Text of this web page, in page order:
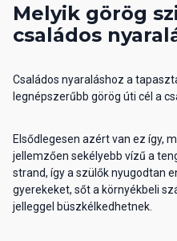
Melyik görög
családos
Családos nyaraláshoz a
legnépszerűbb görög úti cél a
Elsődlegesen azért van ez így,
jellemzően sekélyebb vízű a
strand, így a szülők nyugodtan
gyerekeket, sőt a környékbeli
jelleggel büszkélkedhetnek.